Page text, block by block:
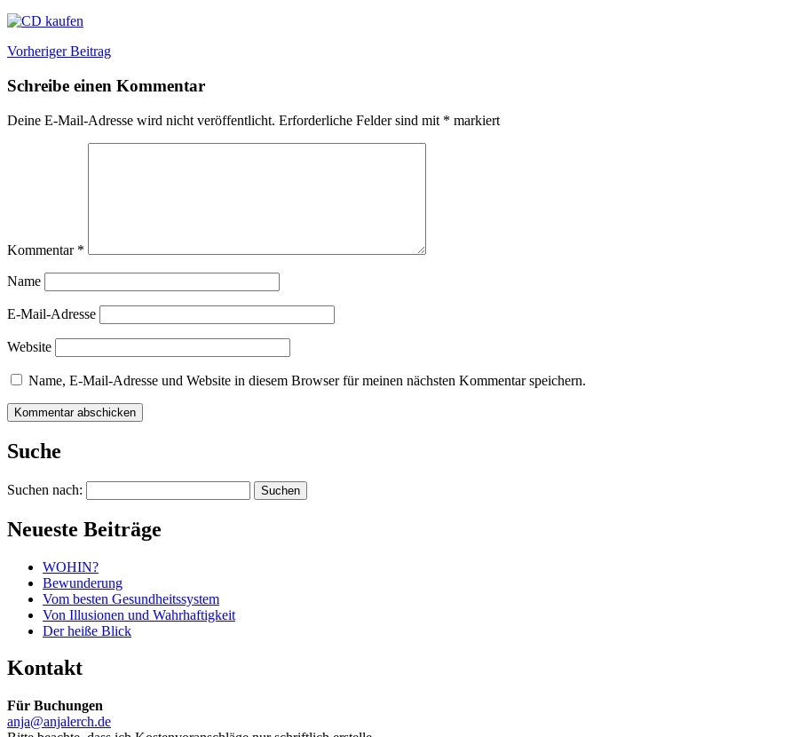
Vorheriger Beitrag
Schreibe einen Kommentar
Deine E-Mail-Adresse wird nicht veröffentlicht. Erforderliche Felder sind mit * markiert
Kommentar *
Name
E-Mail-Adresse
Website
Name, E-Mail-Adresse und Website in diesem Browser für meinen nächsten Kommentar speichern.
Suche
Suchen nach:
Neueste Beiträge
WOHIN?
Bewunderung
Vom besten Gesundheitssystem
Von Illusionen und Wahrhaftigkeit
Der heiße Blick
Kontakt
Für Buchungen
anja@anjalerch.de